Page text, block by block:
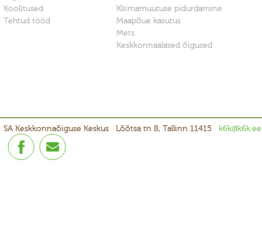
Koolitused
Tehtud tööd
Kliimamuutuse pidurdamine
Maapõue kasutus
Mets
Keskkonnaalased õigused
SA Keskkonnaõiguse Keskus Lõõtsa tn 8, Tallinn 11415 k6k@k6k.ee